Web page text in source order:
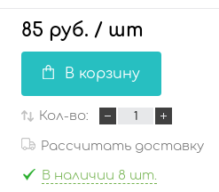
85 руб. / шт
В корзину
Кол-во:
Рассчитать доставку
В наличии 8 шт.